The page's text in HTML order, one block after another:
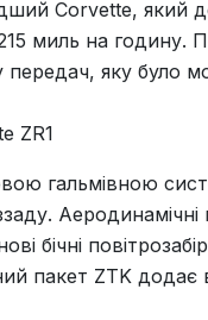
Corvette, який
миль на годину.
передач, яку було
гальмівною
бічні
пакет ZTK додає